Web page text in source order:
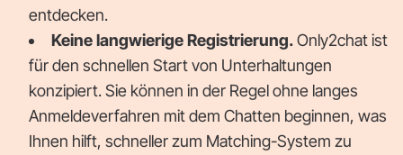
entdecken.
Keine langwierige Registrierung.Only2chat ist
für den schnellen Start von Unterhaltungen
konzipiert. Sie können in der Regel ohne langes
Anmeldeverfahren mit dem Chatten beginnen, was
Ihnen hilft, schneller zum Matching-System zu